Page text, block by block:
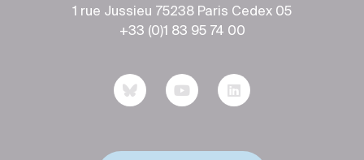
1 rue Jussieu 75238 Paris Cedex 05
+33 (0)1 83 95 74 00